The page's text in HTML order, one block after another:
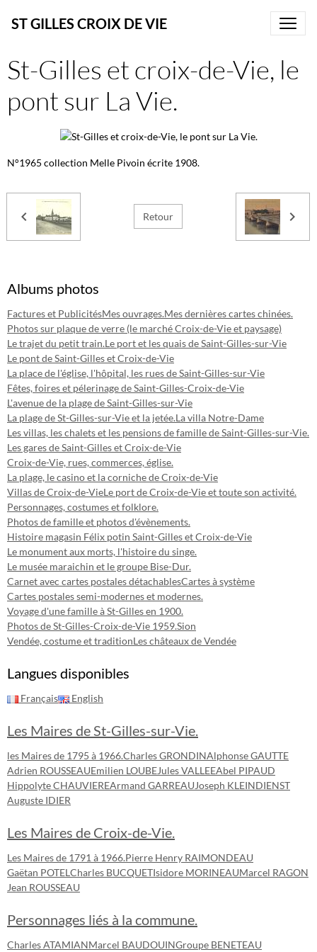
ST GILLES CROIX DE VIE
St-Gilles et croix-de-Vie, le
pont sur La Vie.
N°1965 collection Melle Pivoin écrite 1908.
Retour
Albums photos
Factures et PublicitésMes ouvrages.Mes dernières cartes chinées.
Photos sur plaque de verre (le marché Croix-de-Vie et paysage)
Le trajet du petit train.Le port et les quais de Saint-Gilles-sur-Vie
Le pont de Saint-Gilles et Croix-de-Vie
La place de l'église, l'hôpital, les rues de Saint-Gilles-sur-Vie
Fêtes, foires et pélerinage de Saint-Gilles-Croix-de-Vie
L'avenue de la plage de Saint-Gilles-sur-Vie
La plage de St-Gilles-sur-Vie et la jetée.La villa Notre-Dame
Les villas, les chalets et les pensions de famille de Saint-Gilles-sur-Vie.
Les gares de Saint-Gilles et Croix-de-Vie
Croix-de-Vie, rues, commerces, église.
La plage, le casino et la corniche de Croix-de-Vie
Villas de Croix-de-VieLe port de Croix-de-Vie et toute son activité.
Personnages, costumes et folklore.
Photos de famille et photos d'évènements.
Histoire magasin Félix potin Saint-Gilles et Croix-de-Vie
Le monument aux morts, l'histoire du singe.
Le musée maraichin et le groupe Bise-Dur.
Carnet avec cartes postales détachablesCartes à système
Cartes postales semi-modernes et modernes.
Voyage d'une famille à St-Gilles en 1900.
Photos de St-Gilles-Croix-de-Vie 1959.Sion
Vendée, costume et traditionLes châteaux de Vendée
Langues disponibles
Français English
Les Maires de St-Gilles-sur-Vie.
les Maires de 1795 à 1966.Charles GRONDINAlphonse GAUTTE
Adrien ROUSSEAUEmilien LOUBEJules VALLEEAbel PIPAUD
Hippolyte CHAUVIEREArmand GARREAUJoseph KLEINDIENST
Auguste IDIER
Les Maires de Croix-de-Vie.
Les Maires de 1791 à 1966.Pierre Henry RAIMONDEAU
Gaëtan POTEL Charles BUCQUETIsidore MORINEAUMarcel RAGON
Jean ROUSSEAU
Personnages liés à la commune.
Charles ATAMIANMarcel BAUDOUINGroupe BENETEAU